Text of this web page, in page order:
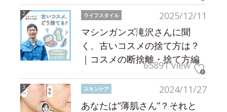
2025/12/11
ライフスタイル
マシンガンズ滝沢さんに聞
く、古いコスメの捨て方は？
｜コスメの断捨離・捨て方編
65891 view
2024/11/27
スキンケア
あなたは“薄肌さん”？それと